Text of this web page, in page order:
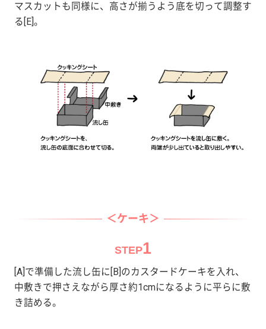
マスカットも同様に、高さが揃うよう底を切って調整す
る[E]。
＜ケーキ＞
STEP1
[A]で準備した流し缶に[B]のカスタードケーキを入れ、
中敷きで押さえながら厚さ約1cmになるように平らに敷
き詰める。